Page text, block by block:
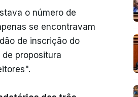
o número de
se encontravam
de inscrição do
propositura